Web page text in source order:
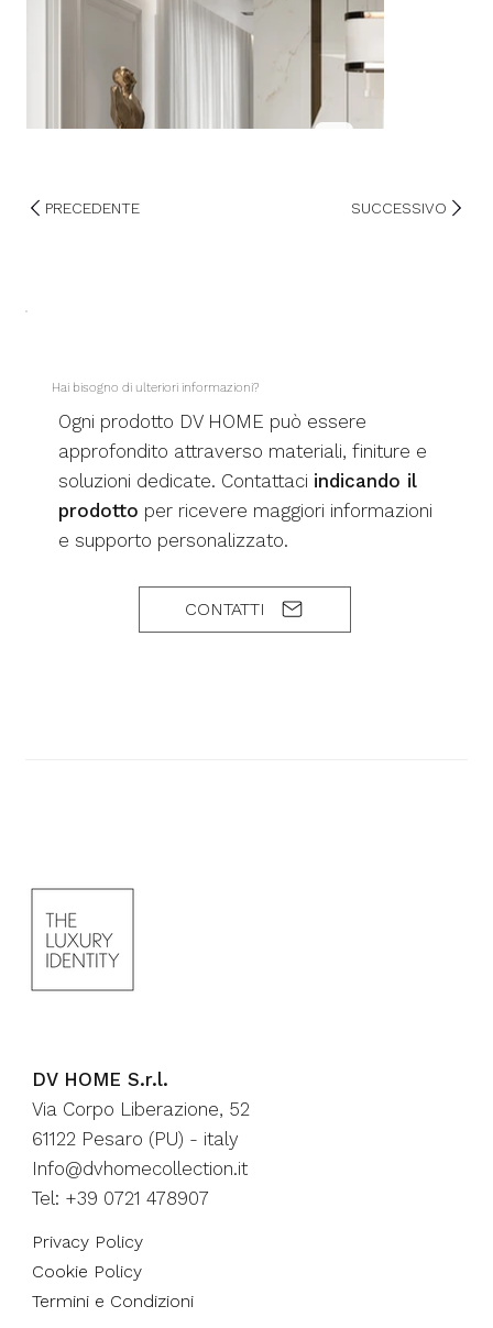
PRECEDENTE SUCCESSIVO
Hai bisogno di ulteriori informazioni?
Ogni prodotto DV HOME può essere
approfondito attraverso materiali, finiture e
soluzioni dedicate. Contattaci indicando il
prodotto per ricevere maggiori informazioni
e supporto personalizzato.
CONTATTI
DV HOME S.r.l.
Via Corpo Liberazione, 52
61122 Pesaro (PU) - italy
Info@dvhomecollection.it
Tel: +39 0721 478907
Privacy Policy
Cookie Policy
Termini e Condizioni